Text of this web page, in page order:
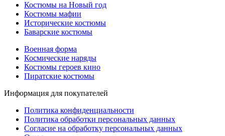
Костюмы на Новый год
Костюмы мафии
Исторические костюмы
Баварские костюмы
Военная форма
Космические наряды
Костюмы героев кино
Пиратские костюмы
Информация для покупателей
Политика конфиденциальности
Политика обработки персональных данных
Согласие на обработку персональных данных